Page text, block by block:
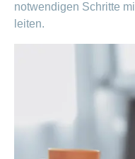
notwendigen Schritte
leiten.